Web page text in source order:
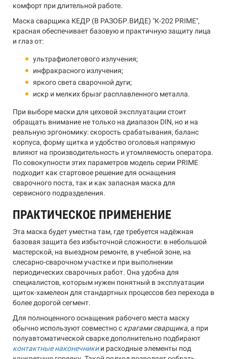
комфорт при длительной работе.
Маска сварщика КЕДР (В РАЗОБР.ВИДЕ) "К-202 PRIME",
красная обеспечивает базовую и практичную защиту лица
и глаз от:
ультрафиолетового излучения;
инфракрасного излучения;
яркого света сварочной дуги;
искр и мелких брызг расплавленного металла.
При выборе маски для цеховой эксплуатации стоит
обращать внимание не только на диапазон DIN, но и на
реальную эргономику: скорость срабатывания, баланс
корпуса, форму щитка и удобство оголовья напрямую
влияют на производительность и утомляемость оператора.
По совокупности этих параметров модель серии PRIME
подходит как стартовое решение для оснащения
сварочного поста, так и как запасная маска для
сервисного подразделения.
ПРАКТИЧЕСКОЕ ПРИМЕНЕНИЕ
Эта маска будет уместна там, где требуется надёжная
базовая защита без избыточной сложности: в небольшой
мастерской, на выездном ремонте, в учебной зоне, на
слесарно-сварочном участке и при выполнении
периодических сварочных работ. Она удобна для
специалистов, которым нужен понятный в эксплуатации
щиток-хамелеон для стандартных процессов без перехода в
более дорогой сегмент.
Для полноценного оснащения рабочего места маску
обычно используют совместно с крагами сварщика, а при
полуавтоматической сварке дополнительно подбирают
контактные наконечникии расходные элементы под